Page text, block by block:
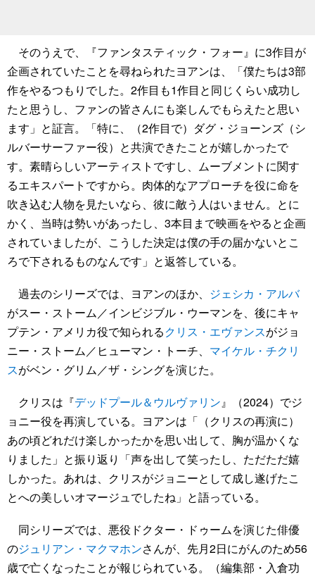
そのうえで、『ファンタスティック・フォー』に3作目が
企画されていたことを尋ねられたヨアンは、「僕たちは3部
作をやるつもりでした。2作目も1作目と同じくらい成功し
たと思うし、ファンの皆さんにも楽しんでもらえたと思い
ます」と証言。「特に、（2作目で）ダグ・ジョーンズ（シ
ルバーサーファー役）と共演できたことが嬉しかったで
す。素晴らしいアーティストですし、ムーブメントに関す
るエキスパートですから。肉体的なアプローチを役に命を
吹き込む人物を見たいなら、彼に敵う人はいません。とに
かく、当時は勢いがあったし、3本目まで映画をやると企画
されていましたが、こうした決定は僕の手の届かないとこ
ろで下されるものなんです」と返答している。
過去のシリーズでは、ヨアンのほか、 ジェシカ・アルバ
がスー・ストーム／インビジブル・ウーマンを、後にキャ
プテン・アメリカ役で知られるクリス・エヴァンスがジョ
ニー・ストーム／ヒューマン・トーチ、 マイケル・チクリ
スがベン・グリム／ザ・シングを演じた。
クリスは『デッドプール＆ウルヴァリン』（2024）でジ
ョニー役を再演している。ヨアンは「（クリスの再演に）
あの頃どれだけ楽しかったかを思い出して、胸が温かくな
りました」と振り返り「声を出して笑ったし、ただただ嬉
しかった。あれは、クリスがジョニーとして成し遂げたこ
とへの美しいオマージュでしたね」と語っている。
同シリーズでは、悪役ドクター・ドゥームを演じた俳優
のジュリアン・マクマホンさんが、先月2日にがんのため56
歳で亡くなったことが報じられている。（編集部・入倉功